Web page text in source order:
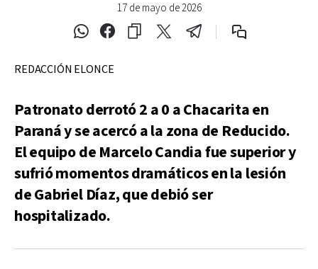
17 de mayo de 2026
REDACCIÓN ELONCE
Patronato derrotó 2 a 0 a Chacarita en
Paraná y se acercó a la zona de Reducido.
El equipo de Marcelo Candia fue superior y
sufrió momentos dramáticos en la lesión
de Gabriel Díaz, que debió ser
hospitalizado.